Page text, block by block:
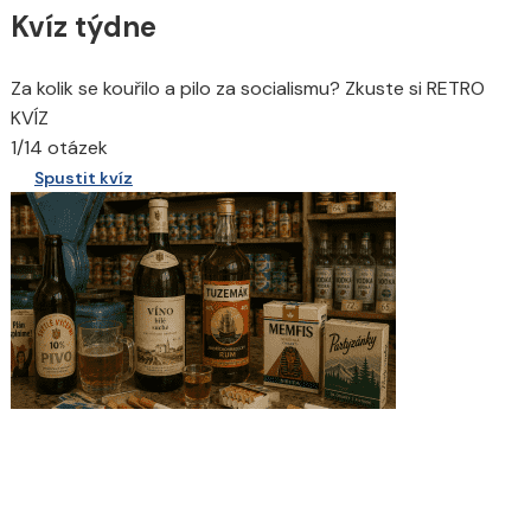
Kvíz týdne
Za kolik se kouřilo a pilo za socialismu? Zkuste si RETRO
KVÍZ
1/14 otázek
Spustit kvíz